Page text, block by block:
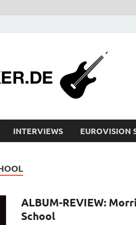
INTERVIEWS EUROVISION
ALBUM-REVIEW:
School